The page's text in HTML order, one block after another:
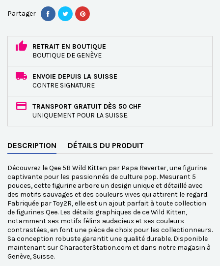
Partager
RETRAIT EN BOUTIQUE
BOUTIQUE DE GENÈVE
ENVOIE DEPUIS LA SUISSE
CONTRE SIGNATURE
TRANSPORT GRATUIT DÈS 50 CHF
UNIQUEMENT POUR LA SUISSE.
DESCRIPTION DÉTAILS DU PRODUIT
Découvrez le Qee 5B Wild Kitten par Papa Reverter, une figurine
captivante pour les passionnés de culture pop. Mesurant 5
pouces, cette figurine arbore un design unique et détaillé avec
des motifs sauvages et des couleurs vives qui attirent le regard.
Fabriquée par Toy2R, elle est un ajout parfait à toute collection
de figurines Qee. Les détails graphiques de ce Wild Kitten,
notamment ses motifs félins audacieux et ses couleurs
contrastées, en font une pièce de choix pour les collectionneurs.
Sa conception robuste garantit une qualité durable. Disponible
maintenant sur CharacterStation.com et dans notre magasin à
Genève, Suisse.